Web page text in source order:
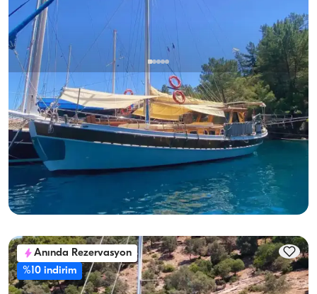
Göcek, Muğla Yeni tekne
16 Metrelik Lüks Gulet ile Göcek’in Maviliklerinde Huzur Bulun
Kaptanlı
Gulet
Seyir 6 Kişi · 3 Kabin · 16.00m
En Düşük
36.000 TL
Müsaitlik & Fiyat Gör
Anında Rezervasyon
%10 indirim